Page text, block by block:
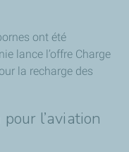
ont été
lance l’offre Charge
la recharge des
l’aviation